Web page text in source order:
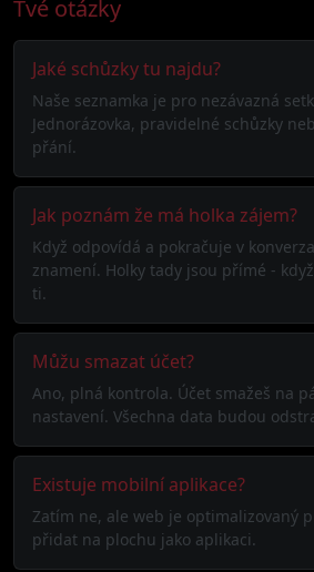
Tvé otázky
Jaké schůzky tu najdu?
Naše seznamka je pro nezávazná
Jednorázovka, pravidelné schůzky
přání.
Jak poznám že má holka zájem?
Když odpovídá a pokračuje v
znamení. Holky tady jsou přímé -
ti.
Můžu smazat účet?
Ano, plná kontrola. Účet smažeš na
nastavení. Všechna data budou
Existuje mobilní aplikace?
Zatím ne, ale web je optimalizovaný
přidat na plochu jako aplikaci.